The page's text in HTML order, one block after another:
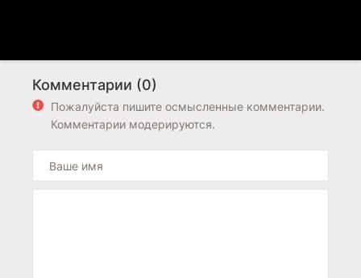
Комментарии (0)
Пожалуйста пишите осмысленные комментарии.
Комментарии модерируются.